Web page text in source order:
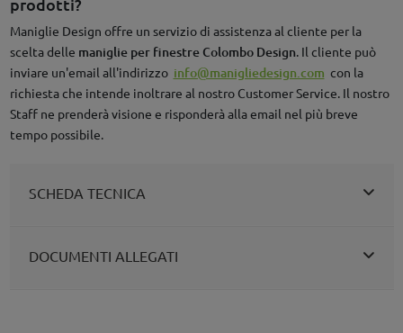
Maniglie Design offre un servizio di assistenza al cliente per la
scelta delle maniglie per finestre Colombo Design. Il cliente può
inviare un'email all'indirizzo info@manigliedesign.com con la
richiesta che intende inoltrare al nostro Customer Service. Il nostro
Staff ne prenderà visione e risponderà alla email nel più breve
tempo possibile.
SCHEDA TECNICA
DOCUMENTI ALLEGATI